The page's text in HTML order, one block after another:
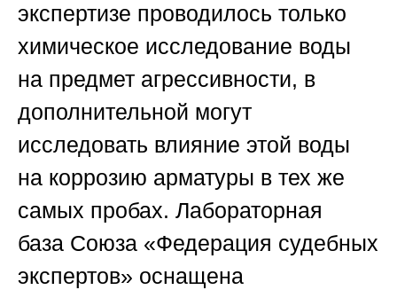
экспертизе проводилось только
химическое исследование воды
на предмет агрессивности, в
дополнительной могут
исследовать влияние этой воды
на коррозию арматуры в тех же
самых пробах. Лабораторная
база Союза «Федерация судебных
экспертов» оснащена